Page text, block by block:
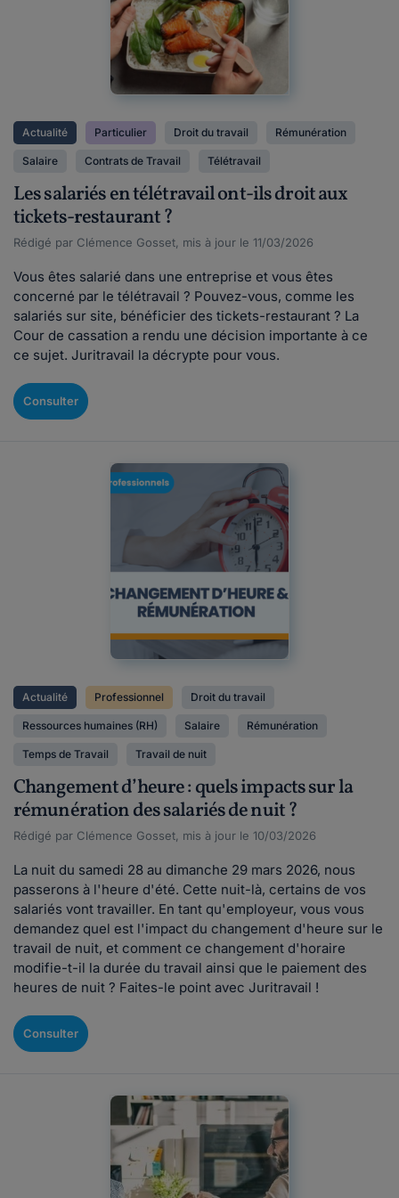
Actualité Particulier Droit du travail Rémunération
Salaire Contrats de Travail Télétravail
Les salariés en télétravail ont-ils droit aux
tickets-restaurant ?
Rédigé par Clémence Gosset, mis à jour le 11/03/2026
Vous êtes salarié dans une entreprise et vous êtes
concerné par le télétravail ? Pouvez-vous, comme les
salariés sur site, bénéficier des tickets-restaurant ? La
Cour de cassation a rendu une décision importante à ce
ce sujet. Juritravail la décrypte pour vous.
Consulter
Actualité Professionnel Droit du travail
Ressources humaines (RH) Salaire Rémunération
Temps de Travail Travail de nuit
Changement d’heure : quels impacts sur la
rémunération des salariés de nuit ?
Rédigé par Clémence Gosset, mis à jour le 10/03/2026
La nuit du samedi 28 au dimanche 29 mars 2026, nous
passerons à l'heure d'été. Cette nuit-là, certains de vos
salariés vont travailler. En tant qu'employeur, vous vous
demandez quel est l'impact du changement d'heure sur le
travail de nuit, et comment ce changement d'horaire
modifie-t-il la durée du travail ainsi que le paiement des
heures de nuit ? Faites-le point avec Juritravail !
Consulter